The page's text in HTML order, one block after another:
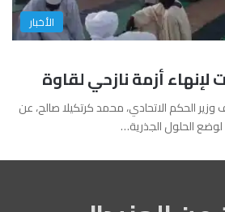
الأخبار
أزمة نازحي لقاوة
الحكم الاتحادي، محمد كرتكيلا صالح، عن
لوضع الحلول الجذرية…